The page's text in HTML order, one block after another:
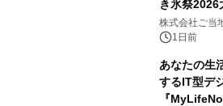
き氷祭2026
ウンで8月
開催～
株式会社ご当
1日前
あなたの生
するIT型デ
『